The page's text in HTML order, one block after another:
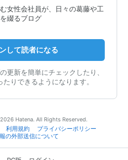
女性会社員が、日々の葛藤や工
綴るブログ
して読者になる
更新を簡単にチェックしたり、
りできるようになります。
Hatena. All Rights Reserved.
利用規約
プライバシーポリシー
の外部送信について